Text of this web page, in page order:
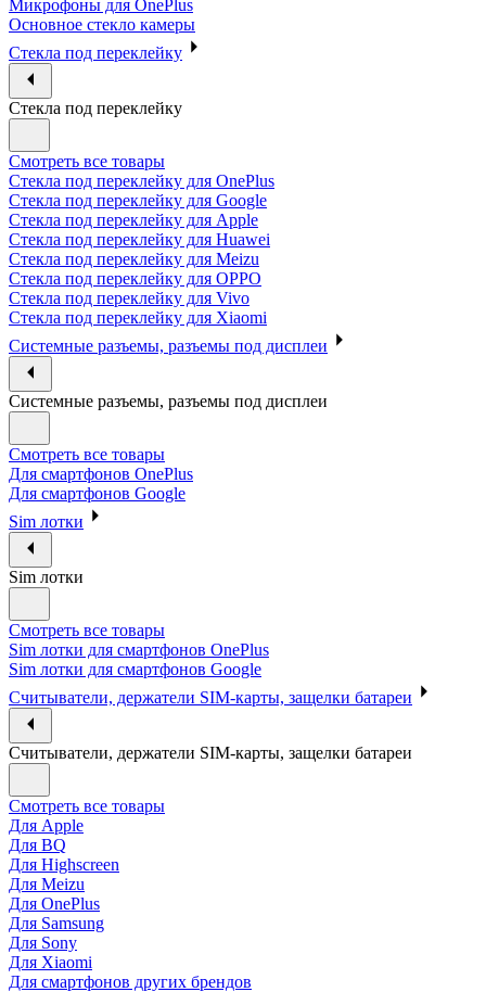
Микрофоны для OnePlus
Основное стекло камеры
Стекла под переклейку
Стекла под переклейку
Смотреть все товары
Стекла под переклейку для OnePlus
Стекла под переклейку для Google
Стекла под переклейку для Apple
Стекла под переклейку для Huawei
Стекла под переклейку для Meizu
Стекла под переклейку для OPPO
Стекла под переклейку для Vivo
Стекла под переклейку для Xiaomi
Системные разъемы, разъемы под дисплеи
Системные разъемы, разъемы под дисплеи
Смотреть все товары
Для смартфонов OnePlus
Для смартфонов Google
Sim лотки
Sim лотки
Смотреть все товары
Sim лотки для смартфонов OnePlus
Sim лотки для смартфонов Google
Считыватели, держатели SIM-карты, защелки батареи
Считыватели, держатели SIM-карты, защелки батареи
Смотреть все товары
Для Apple
Для BQ
Для Highscreen
Для Meizu
Для OnePlus
Для Samsung
Для Sony
Для Xiaomi
Для смартфонов других брендов